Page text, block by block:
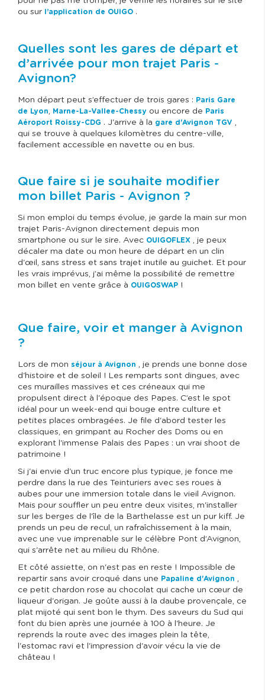
ou sur l’application de OUIGO .
Quelles sont les gares de départ et
d’arrivée pour mon trajet Paris -
Avignon?
Mon départ peut s’effectuer de trois gares : Paris Gare
de Lyon, Marne-La-Vallee-Chessy ou encore de Paris
Aéroport Roissy-CDG . J'arrive à la gare d'Avignon TGV ,
qui se trouve à quelques kilomètres du centre-ville,
facilement accessible en navette ou en bus.
Que faire si je souhaite modifier
mon billet Paris - Avignon ?
Si mon emploi du temps évolue, je garde la main sur mon
trajet Paris-Avignon directement depuis mon
smartphone ou sur le sire. Avec OUIGOFLEX , je peux
décaler ma date ou mon heure de départ en un clin
d'œil, sans stress et sans trajet inutile au guichet. Et pour
les vrais imprévus, j’ai même la possibilité de remettre
mon billet en vente grâce à OUIGOSWAP !
Que faire, voir et manger à Avignon
?
Lors de mon séjour à Avignon , je prends une bonne dose
d'histoire et de soleil ! Les remparts sont dingues, avec
ces murailles massives et ces créneaux qui me
propulsent direct à l'époque des Papes. C’est le spot
idéal pour un week-end qui bouge entre culture et
petites places ombragées. Je file d'abord tester les
classiques, en grimpant au Rocher des Doms ou en
explorant l'immense Palais des Papes : un vrai shoot de
patrimoine !
Si j'ai envie d'un truc encore plus typique, je fonce me
perdre dans la rue des Teinturiers avec ses roues à
aubes pour une immersion totale dans le vieil Avignon.
Mais pour souffler un peu entre deux visites, m'installer
sur les berges de l'île de la Barthelasse est un pur kiff. Je
prends un peu de recul, un rafraîchissement à la main,
avec une vue imprenable sur le célèbre Pont d’Avignon,
qui s'arrête net au milieu du Rhône.
Et côté assiette, on n'est pas en reste ! Impossible de
repartir sans avoir croqué dans une Papaline d'Avignon ,
ce petit chardon rose au chocolat qui cache un cœur de
liqueur d'origan. Je goûte aussi à la daube provençale, ce
plat mijoté qui sent bon le thym. Des saveurs du Sud qui
font du bien après une journée à 100 à l'heure. Je
reprends la route avec des images plein la tête,
l'estomac ravi et l'impression d'avoir vécu la vie de
château !